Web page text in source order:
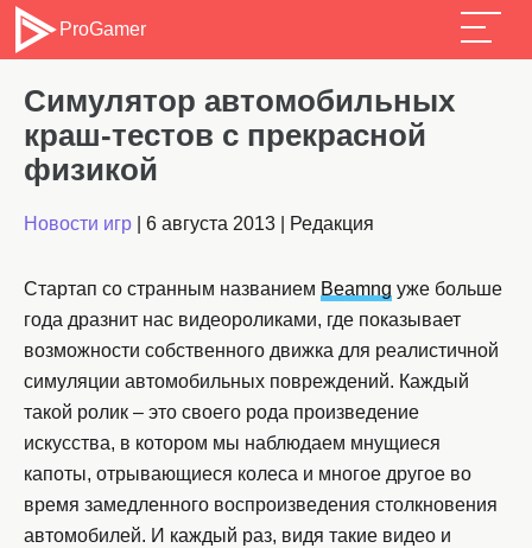
ProGamer
Cимулятор автомобильных
краш-тестов с прекрасной
физикой
Новости игр 6 августа 2013 Редакция
Стартап со странным названием Beamng уже больше
года дразнит нас видеороликами, где показывает
возможности собственного движка для реалистичной
симуляции автомобильных повреждений. Каждый
такой ролик – это своего рода произведение
искусства, в котором мы наблюдаем мнущиеся
капоты, отрывающиеся колеса и многое другое во
время замедленного воспроизведения столкновения
автомобилей. И каждый раз, видя такие видео и